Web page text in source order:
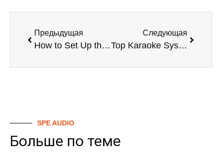
Предыдущая
How to Set Up the Singtronic Karaoke System
Следующая
Top Karaoke Systems with Screens for Home Use
SPE AUDIO
Больше по теме